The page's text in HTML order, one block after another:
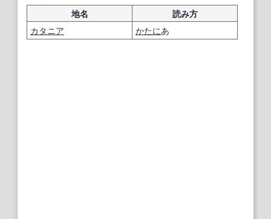
地名
読み方
カタニア
かたにあ